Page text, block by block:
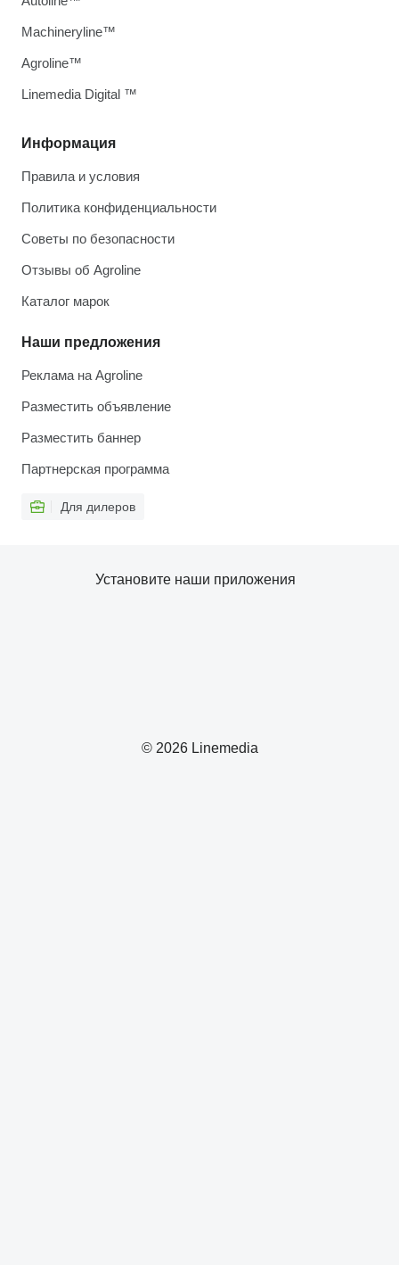
Информация
Правила и условия
Политика конфиденциальности
Советы по безопасности
Отзывы об Agroline
Каталог марок
Наши предложения
Реклама на Agroline
Разместить объявление
Разместить баннер
Партнерская программа
Для дилеров
Machineryline™
Agroline™
Linemedia Digital ™
© 2026 Linemedia
Установите наши приложения